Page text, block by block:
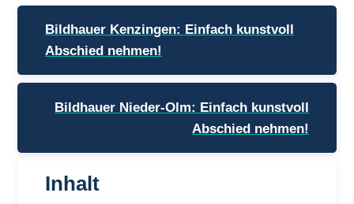
Beitragsnavigation
Bildhauer Kenzingen: Einfach kunstvoll
Abschied nehmen!
Bildhauer Nieder-Olm: Einfach kunstvoll
Abschied nehmen!
Inhalt